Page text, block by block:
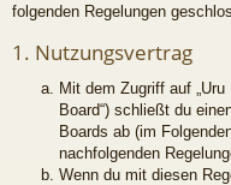
folgenden Regelungen
1. Nutzungsvertrag
Mit dem Zugriff auf
Board“) schließt du
Boards ab (im
nachfolgenden
Wenn du mit diesen